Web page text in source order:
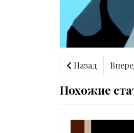
Предыдущий:
Назад
Похожие